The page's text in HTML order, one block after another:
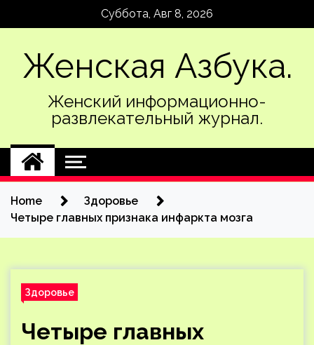
Суббота, Авг 8, 2026
Женская Азбука.
Женский информационно-
развлекательный журнал.
Home
Здоровье
Четыре главных признака инфаркта мозга
Здоровье
Четыре главных